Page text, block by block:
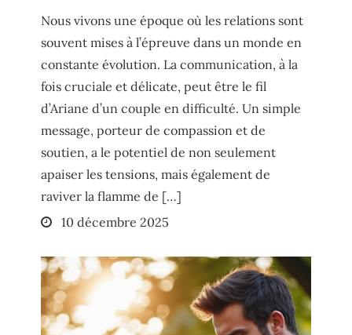
Nous vivons une époque où les relations sont
souvent mises à l’épreuve dans un monde en
constante évolution. La communication, à la
fois cruciale et délicate, peut être le fil
d’Ariane d’un couple en difficulté. Un simple
message, porteur de compassion et de
soutien, a le potentiel de non seulement
apaiser les tensions, mais également de
raviver la flamme de […]
Posted
10 décembre 2025